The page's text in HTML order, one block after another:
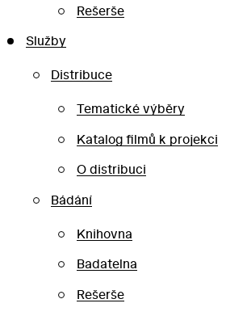
Rešerše
Služby
Distribuce
Tematické výběry
Katalog filmů k projekci
O distribuci
Bádání
Knihovna
Badatelna
Rešerše